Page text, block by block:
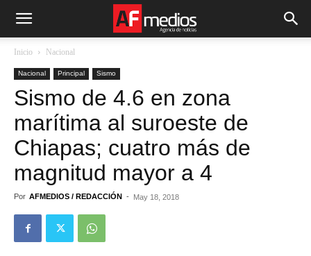
Inicio Nacional
Nacional Principal Sismo
Sismo de 4.6 en zona
marítima al suroeste de
Chiapas; cuatro más de
magnitud mayor a 4
Por AFMEDIOS / REDACCIÓN - May 18, 2018